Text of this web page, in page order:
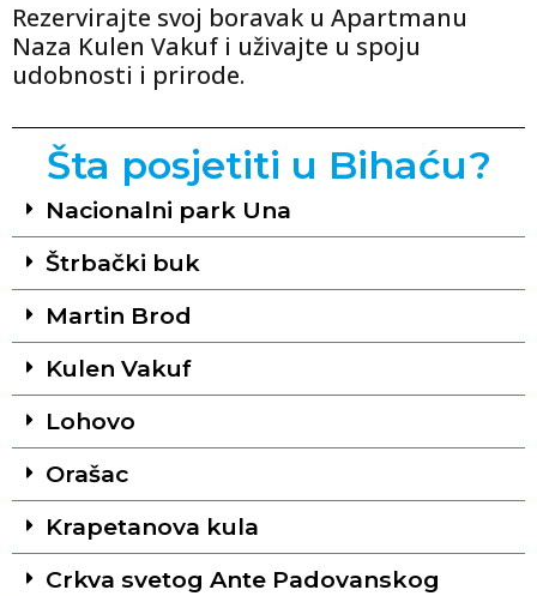
Rezervirajte svoj boravak u Apartmanu
Naza Kulen Vakuf i uživajte u spoju
udobnosti i prirode.
Šta posjetiti u Bihaću?
Nacionalni park Una
Štrbački buk
Martin Brod
Kulen Vakuf
Lohovo
Orašac
Krapetanova kula
Crkva svetog Ante Padovanskog